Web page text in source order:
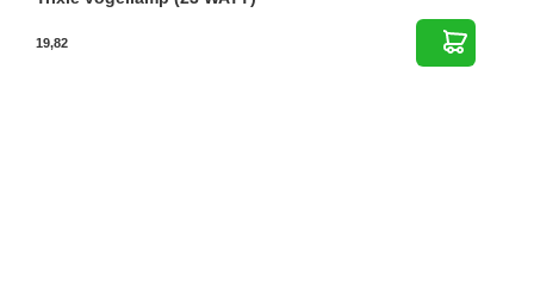
19,82